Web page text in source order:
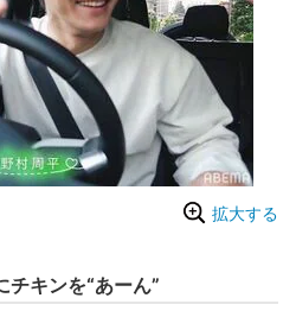
拡大する
チキンを“あーん”